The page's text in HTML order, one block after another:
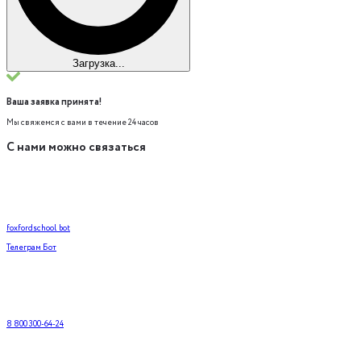
Загрузка...
Ваша заявка принята!
Мы свяжемся с вами в течение 24 часов
С нами можно связаться
foxfordschool_bot
Телеграм Бот
8 800 300-64-24